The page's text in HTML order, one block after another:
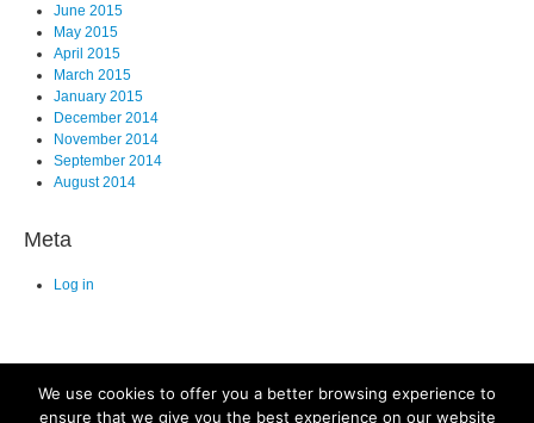
June 2015
May 2015
April 2015
March 2015
January 2015
December 2014
November 2014
September 2014
August 2014
Meta
Log in
We use cookies to offer you a better browsing experience to
ensure that we give you the best experience on our website